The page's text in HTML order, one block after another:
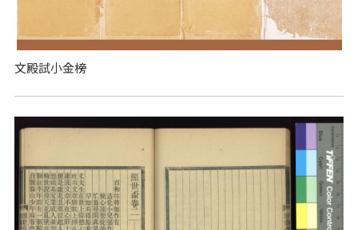
文殿試小金榜